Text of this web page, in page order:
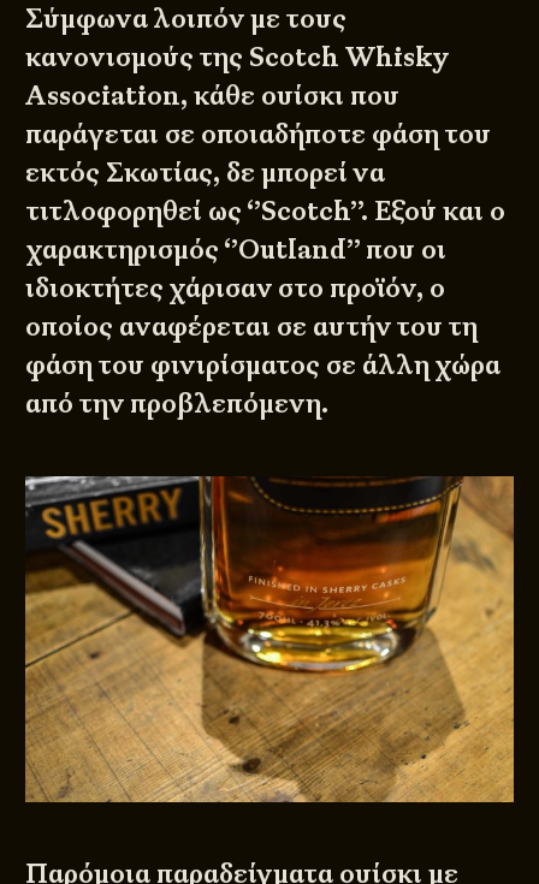
Σύμφωνα λοιπόν με τους
κανονισμούς της Scotch Whisky
Association, κάθε ουίσκι που
παράγεται σε οποιαδήποτε φάση του
εκτός Σκωτίας, δε μπορεί να
τιτλοφορηθεί ως ‘’Scotch’’. Εξού και ο
χαρακτηρισμός ‘’Outland’’ που οι
ιδιοκτήτες χάρισαν στο προϊόν, ο
οποίος αναφέρεται σε αυτήν του τη
φάση του φινιρίσματος σε άλλη χώρα
από την προβλεπόμενη.
Παρόμοια παραδείγματα ουίσκι με